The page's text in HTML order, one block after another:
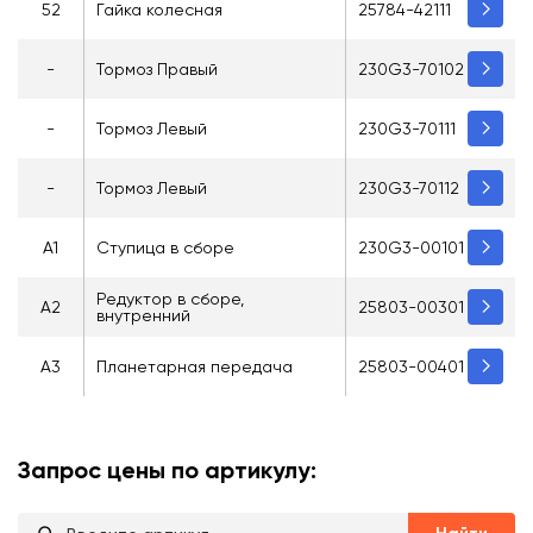
52 Гайка колесная 25784-42111
- Тормоз Правый 230G3-70102
- Тормоз Левый 230G3-70111
- Тормоз Левый 230G3-70112
A1 Ступица в сборе 230G3-00101
A2
Редуктор в сборе,
внутренний
25803-00301
A3 Планетарная передача 25803-00401
Запрос цены по артикулу: